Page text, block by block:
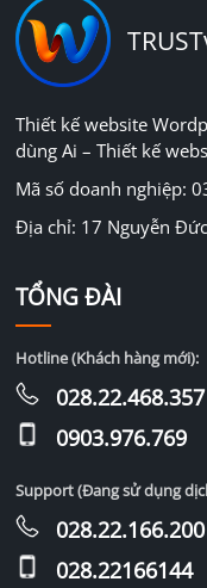
Thiết kế website
dùng Ai – Thiết kế
Mã số doanh nghiệp:
Địa chỉ: 17 Nguyễn
TỔNG ĐÀI
Hotline (Khách hàng mới):
028.22.468.357
0903.976.769
Support (Đang sử dụng
028.22.166.200
028.22166144